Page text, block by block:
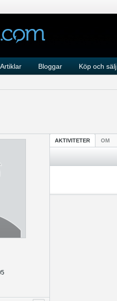
Artiklar Bloggar Köp och sälj
AKTIVITETER OM